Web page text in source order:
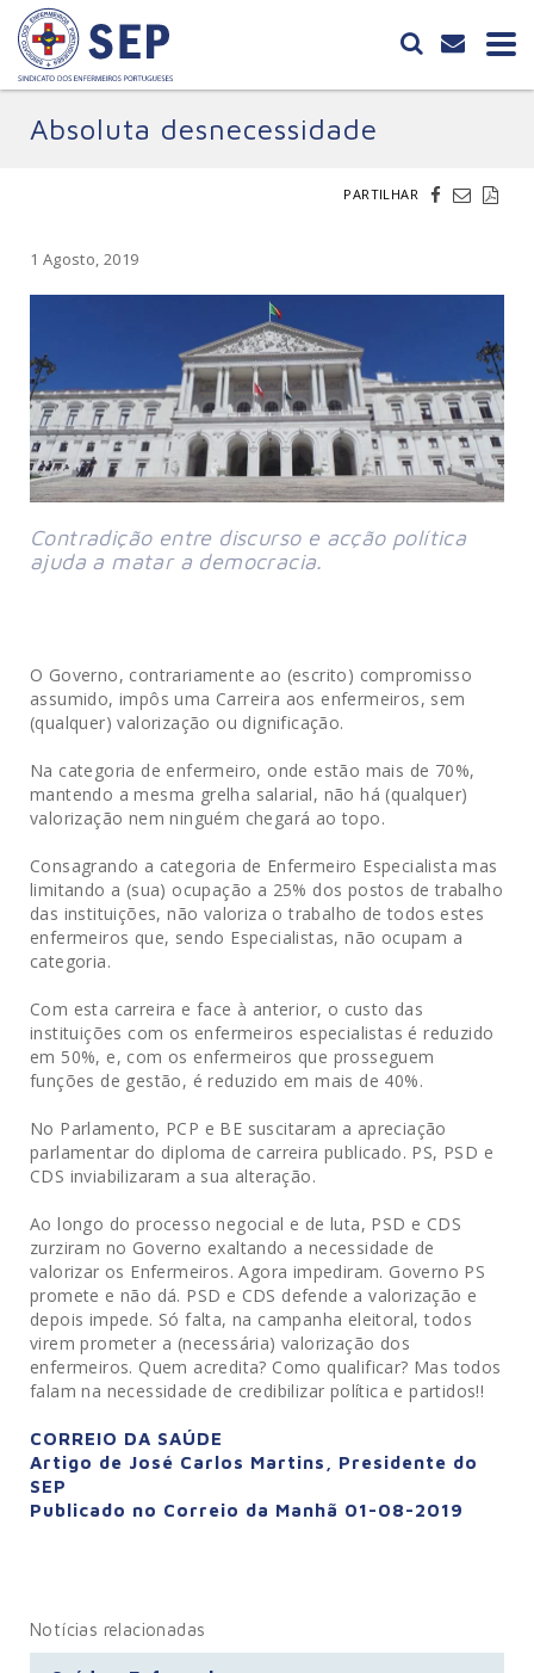
Absoluta desnecessidade
PARTILHAR
1 Agosto, 2019
Contradição entre discurso e acção política
ajuda a matar a democracia.
O Governo, contrariamente ao (escrito) compromisso
assumido, impôs uma Carreira aos enfermeiros, sem
(qualquer) valorização ou dignificação.
Na categoria de enfermeiro, onde estão mais de 70%,
mantendo a mesma grelha salarial, não há (qualquer)
valorização nem ninguém chegará ao topo.
Consagrando a categoria de Enfermeiro Especialista mas
limitando a (sua) ocupação a 25% dos postos de trabalho
das instituições, não valoriza o trabalho de todos estes
enfermeiros que, sendo Especialistas, não ocupam a
categoria.
Com esta carreira e face à anterior, o custo das
instituições com os enfermeiros especialistas é reduzido
em 50%, e, com os enfermeiros que prosseguem
funções de gestão, é reduzido em mais de 40%.
No Parlamento, PCP e BE suscitaram a apreciação
parlamentar do diploma de carreira publicado. PS, PSD e
CDS inviabilizaram a sua alteração.
Ao longo do processo negocial e de luta, PSD e CDS
zurziram no Governo exaltando a necessidade de
valorizar os Enfermeiros. Agora impediram. Governo PS
promete e não dá. PSD e CDS defende a valorização e
depois impede. Só falta, na campanha eleitoral, todos
virem prometer a (necessária) valorização dos
enfermeiros. Quem acredita? Como qualificar? Mas todos
falam na necessidade de credibilizar política e partidos!!
CORREIO DA SAÚDE
Artigo de José Carlos Martins, Presidente do
SEP
Publicado no Correio da Manhã 01-08-2019
Notícias relacionadas